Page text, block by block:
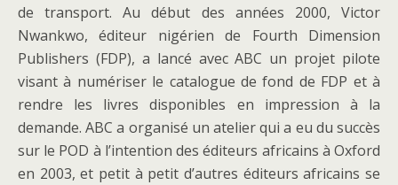
de transport. Au début des années 2000, Victor
Nwankwo, éditeur nigérien de Fourth Dimension
Publishers (FDP), a lancé avec ABC un projet pilote
visant à numériser le catalogue de fond de FDP et à
rendre les livres disponibles en impression à la
demande. ABC a organisé un atelier qui a eu du succès
sur le POD à l’intention des éditeurs africains à Oxford
en 2003, et petit à petit d’autres éditeurs africains se